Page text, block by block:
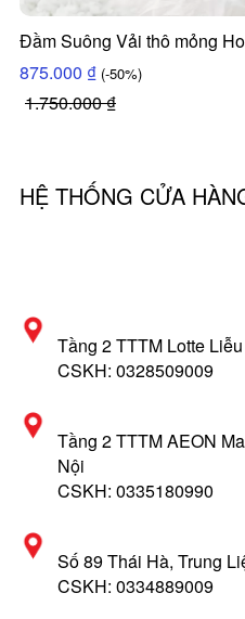
Đầm Suông Vải thô mỏng
hoa chìm bố cục Cổ tròn Tay lỡ Dài đến
bắp chân VA165IXD
875.000 ₫ (-50%)
1.750.000 ₫
HỆ THỐNG CỬA
Tầng 2 TTTM Lotte
CSKH: 0328509009
Tầng 2 TTTM AEON
Nội
CSKH: 0335180990
Số 89 Thái Hà, Trung
CSKH: 0334889009